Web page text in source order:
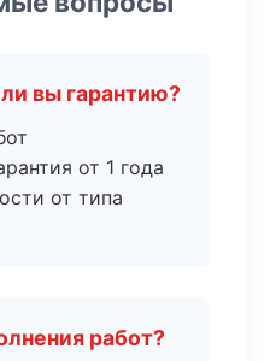
вы гарантию?
от 1 года
от типа
работ?